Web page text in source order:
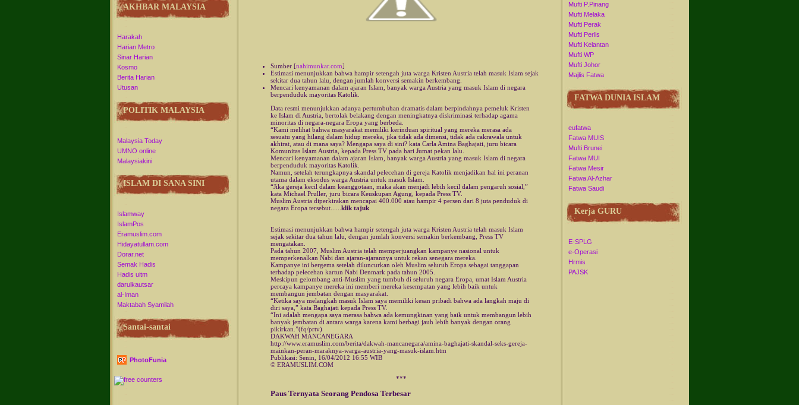
AKHBAR MALAYSIA
Harakah
Harian Metro
Sinar Harian
Kosmo
Berita Harian
Utusan
POLITIK MALAYSIA
Malaysia Today
UMNO online
Malaysiakini
ISLAM DI SANA SINI
Islamway
IslamPos
Eramuslim.com
Hidayatullam.com
Dorar.net
Semak Hadis
Hadis uitm
darulkautsar
al-Iman
Maktabah Syamilah
Santai-santai
PhotoFunia
Sumber [nahimunkar.com]
Estimasi menunjukkan bahwa hampir setengah juta warga Kristen Austria telah masuk Islam sejak
sekitar dua tahun lalu, dengan jumlah konversi semakin berkembang.
Mencari kenyamanan dalam ajaran Islam, banyak warga Austria yang masuk Islam di negara
berpenduduk mayoritas Katolik.
Data resmi menunjukkan adanya pertumbuhan dramatis dalam berpindahnya pemeluk Kristen
ke Islam di Austria, bertolak belakang dengan meningkatnya diskriminasi terhadap agama
minoritas di negara-negara Eropa yang berbeda.
“Kami melihat bahwa masyarakat memiliki kerinduan spiritual yang mereka merasa ada
sesuatu yang hilang dalam hidup mereka, jika tidak ada dimensi, tidak ada cakrawala untuk
akhirat, atau di mana saya? Mengapa saya di sini? kata Carla Amina Baghajati, juru bicara
Komunitas Islam Austria, kepada Press TV pada hari Jumat pekan lalu.
Mencari kenyamanan dalam ajaran Islam, banyak warga Austria yang masuk Islam di negara
berpenduduk mayoritas Katolik.
Namun, setelah terungkapnya skandal pelecehan di gereja Katolik menjadikan hal ini peranan
utama dalam eksodus warga Austria untuk masuk Islam.
“Jika gereja kecil dalam keanggotaan, maka akan menjadi lebih kecil dalam pengaruh sosial,”
kata Michael Pruller, juru bicara Keuskupan Agung, kepada Press TV.
Muslim Austria diperkirakan mencapai 400.000 atau hampir 4 persen dari 8 juta penduduk di
negara Eropa tersebut...... klik tajuk
Estimasi menunjukkan bahwa hampir setengah juta warga Kristen Austria telah masuk Islam
sejak sekitar dua tahun lalu, dengan jumlah konversi semakin berkembang, Press TV
mengatakan.
Pada tahun 2007, Muslim Austria telah memperjuangkan kampanye nasional untuk
memperkenalkan Nabi dan ajaran-ajarannya untuk rekan senegara mereka.
Kampanye ini bergema setelah diluncurkan oleh Muslim seluruh Eropa sebagai tanggapan
terhadap pelecehan kartun Nabi Denmark pada tahun 2005.
Meskipun gelombang anti-Muslim yang tumbuh di seluruh negara Eropa, umat Islam Austria
percaya kampanye mereka ini memberi mereka kesempatan yang lebih baik untuk
membangun jembatan dengan masyarakat.
“Ketika saya melangkah masuk Islam saya memiliki kesan pribadi bahwa ada langkah maju di
diri saya,” kata Baghajati kepada Press TV.
“Ini adalah mengapa saya merasa bahwa ada kemungkinan yang baik untuk membangun lebih
banyak jembatan di antara warga karena kami berbagi jauh lebih banyak dengan orang
pikirkan.”(fq/prtv)
DAKWAH MANCANEGARA
http://www.eramuslim.com/berita/dakwah-mancanegara/amina-baghajati-skandal-seks-gereja-
mainkan-peran-maraknya-warga-austria-yang-masuk-islam.htm
Publikasi: Senin, 16/04/2012 16:55 WIB
© ERAMUSLIM.COM
***
Paus Ternyata Seorang Pendosa Terbesar
Mufti P.Pinang
Mufti Melaka
Mufti Perak
Mufti Perlis
Mufti Kelantan
Mufti WP
Mufti Johor
Majlis Fatwa
FATWA DUNIA ISLAM
eufatwa
Fatwa MUIS
Mufti Brunei
Fatwa MUI
Fatwa Mesir
Fatwa Al-Azhar
Fatwa Saudi
Kerja GURU
E-SPLG
e-Operasi
Hrmis
PAJSK